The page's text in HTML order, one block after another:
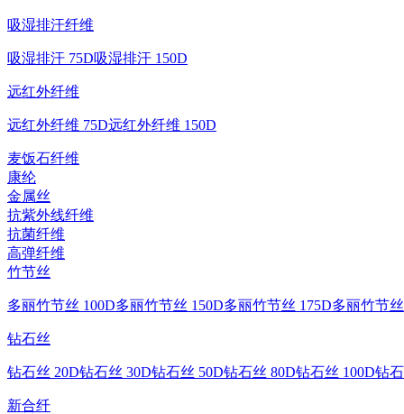
吸湿排汗纤维
吸湿排汗 75D吸湿排汗 150D
远红外纤维
远红外纤维 75D远红外纤维 150D
麦饭石纤维
康纶
金属丝
抗紫外线纤维
抗菌纤维
高弹纤维
竹节丝
多丽竹节丝 100D多丽竹节丝 150D多丽竹节丝 175D多丽竹节
钻石丝
钻石丝 20D钻石丝 30D钻石丝 50D钻石丝 80D钻石丝 100D钻
新合纤